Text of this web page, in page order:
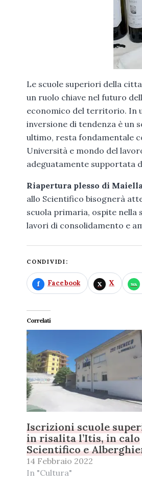
Le scuole superiori della
un ruolo chiave nel futuro
economico del territorio. In
inversione di tendenza è un
ultimo, resta fondamentale
Università e mondo del
adeguatamente supportata
Riapertura plesso di
allo Scientifico bisognerà
scuola primaria, ospite nella
lavori di consolidamento e
CONDIVIDI:
Facebook X
Correlati
Iscrizioni scuole
in risalita l’Itis, in calo
Scientifico e
14 Febbraio 2022
In "Cultura"